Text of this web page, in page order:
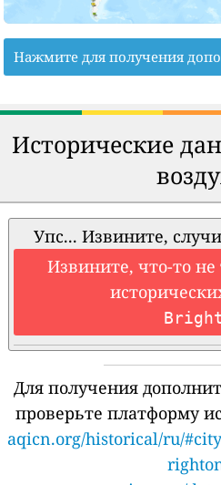
Нажмите для получения
Исторические
Упс... Извините,
Извините, что-то не
Для получения
проверьте платформу
aqicn.org/historical/ru/